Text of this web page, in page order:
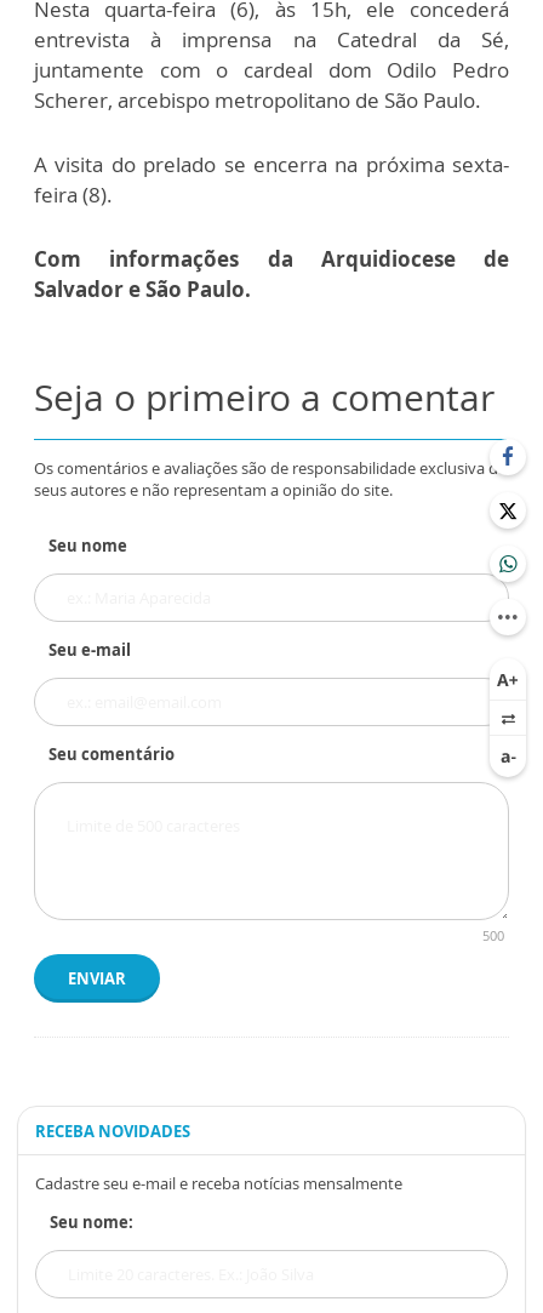
Nesta quarta-feira (6), às 15h, ele concederá
entrevista à imprensa na Catedral da Sé,
juntamente com o cardeal dom Odilo Pedro
Scherer, arcebispo metropolitano de São Paulo.
A visita do prelado se encerra na próxima sexta-
feira (8).
Com informações da Arquidiocese de
Salvador e São Paulo.
Seja o primeiro a comentar
Os comentários e avaliações são de responsabilidade exclusiva de
seus autores e não representam a opinião do site.
Seu nome
Seu e-mail
Seu comentário
500
ENVIAR
RECEBA NOVIDADES
Cadastre seu e-mail e receba notícias mensalmente
Seu nome: